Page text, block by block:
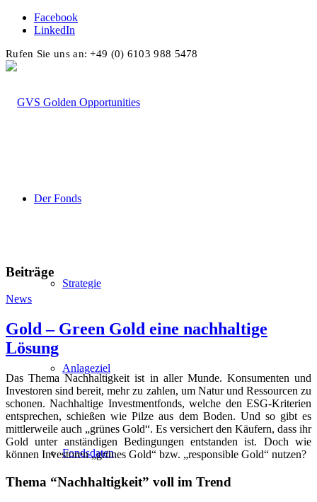
Facebook
LinkedIn
Rufen Sie uns an: +49 (0) 6103 988 5478
Der Fonds
Strategie
Anlageziel
Fondsdaten
Beiträge
News
Gold – Green Gold eine nachhaltige
Lösung
Das Thema Nachhaltigkeit ist in aller Munde. Konsumenten und
Investoren sind bereit, mehr zu zahlen, um Natur und Ressourcen zu
schonen. Nachhaltige Investmentfonds, welche den ESG-Kriterien
entsprechen, schießen wie Pilze aus dem Boden. Und so gibt es
mittlerweile auch „grünes Gold“. Es versichert den Käufern, dass ihr
Gold unter anständigen Bedingungen entstanden ist. Doch wie
können Investoren „grünes Gold“ bzw. „responsible Gold“ nutzen?
Thema “Nachhaltigkeit” voll im Trend